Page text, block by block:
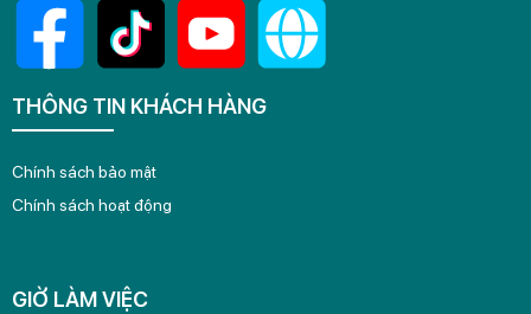
THÔNG TIN KHÁCH HÀNG
Chính sách bảo mật
Chính sách hoạt động
GIỜ LÀM VIỆC